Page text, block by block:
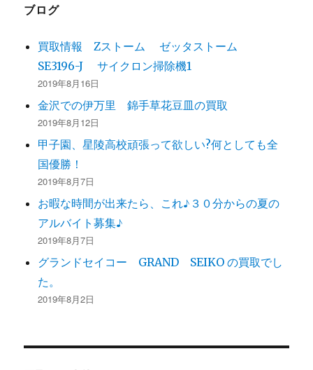
ブログ
買取情報 Zストーム ゼッタストーム
SE3196-J サイクロン掃除機1
2019年8月16日
金沢での伊万里 錦手草花豆皿の買取
2019年8月12日
甲子園、星陵高校頑張って欲しい?何としても全
国優勝！
2019年8月7日
お暇な時間が出来たら、これ♪３０分からの夏の
アルバイト募集♪
2019年8月7日
グランドセイコー GRAND SEIKO の買取でし
た。
2019年8月2日